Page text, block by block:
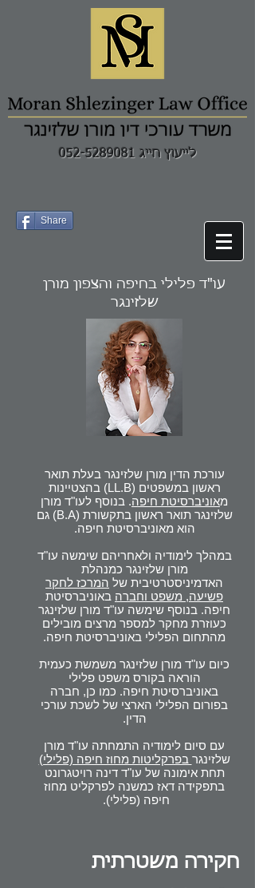
לייעוץ חייג 052-5289081
Share
עו"ד פלילי בחיפה והצפון מורן
שלזינגר
עורכת הדין מורן שלזינגר בעלת תואר
ראשון במשפטים (LL.B) בהצטיינות
מאוניברסיטת חיפה. בנוסף לעו"ד מורן
שלזינגר תואר ראשון בתקשורת (B.A) גם
הוא מאוניברסיטת חיפה.
במהלך לימודיה ולאחריהם שימשה עו"ד
מורן שלזינגר כמנהלת
האדמיניסטרטיבית של המרכז לחקר
פשיעה, משפט וחברה באוניברסיטת
חיפה. בנוסף שימשה עו"ד מורן שלזינגר
כעוזרת מחקר למספר מרצים מובילים
מהתחום הפלילי באוניברסיטת חיפה.
כיום עו"ד מורן שלזינגר משמשת כעמית
הוראה בקורס משפט פלילי
באוניברסיטת חיפה. כמו כן, חברה
בפורום הפלילי הארצי של לשכת עורכי
הדין.
עם סיום לימודיה התמחתה עו"ד מורן
שלזינגר בפרקליטות מחוז חיפה (פלילי)
תחת אימונה של עו"ד דינה רויטגרונט
בתפקידה דאז כמשנה לפרקליט מחוז
חיפה (פלילי).
חקירה משטרתית